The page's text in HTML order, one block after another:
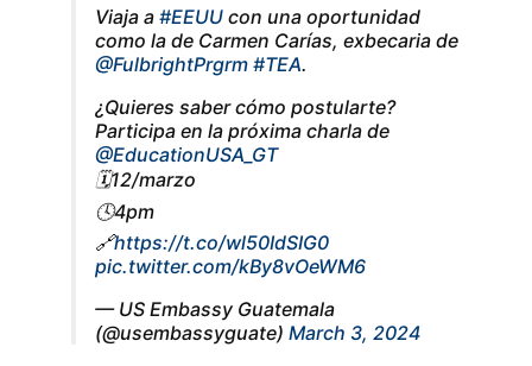
Viaja a #EEUU con una oportunidad
como la de Carmen Carías, exbecaria de
@FulbrightPrgrm #TEA.
¿Quieres saber cómo postularte?
Participa en la próxima charla de
@EducationUSA_GT
🗓️12/marzo
🕓4pm
🔗https://t.co/wl50IdSIG0
pic.twitter.com/kBy8vOeWM6
— US Embassy Guatemala
(@usembassyguate) March 3, 2024